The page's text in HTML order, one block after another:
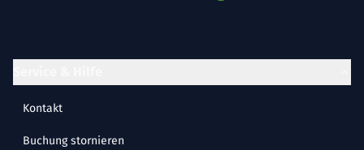
Kontakt
Buchung stornieren